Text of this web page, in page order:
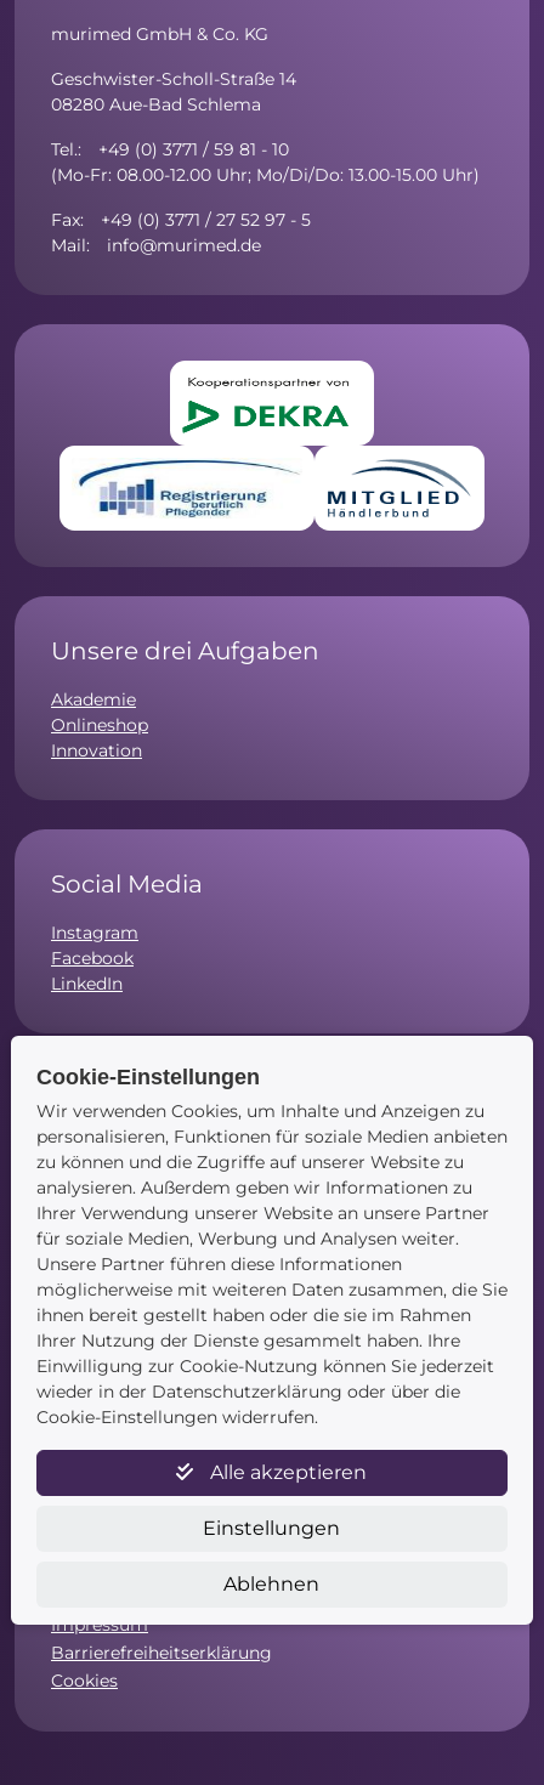
murimed GmbH & Co. KG
Geschwister-Scholl-Straße 14
08280 Aue-Bad Schlema
Tel.: +49 (0) 3771 / 59 81 - 10
(Mo-Fr: 08.00-12.00 Uhr; Mo/Di/Do: 13.00-15.00 Uhr)
Fax: +49 (0) 3771 / 27 52 97 - 5
Mail: info@murimed.de
Unsere drei Aufgaben
Akademie
Onlineshop
Innovation
Social Media
Instagram
Facebook
LinkedIn
Navigation
Startseite
Blog
Kontakt
Service
Impressum
Barrierefreiheitserklärung
Cookies
Cookie-Einstellungen
Wir verwenden Cookies, um Inhalte und Anzeigen zu
personalisieren, Funktionen für soziale Medien anbieten
zu können und die Zugriffe auf unserer Website zu
analysieren. Außerdem geben wir Informationen zu
Ihrer Verwendung unserer Website an unsere Partner
für soziale Medien, Werbung und Analysen weiter.
Unsere Partner führen diese Informationen
möglicherweise mit weiteren Daten zusammen, die Sie
ihnen bereit gestellt haben oder die sie im Rahmen
Ihrer Nutzung der Dienste gesammelt haben. Ihre
Einwilligung zur Cookie-Nutzung können Sie jederzeit
wieder in der Datenschutzerklärung oder über die
Cookie-Einstellungen widerrufen.
Alle akzeptieren
Einstellungen
Ablehnen